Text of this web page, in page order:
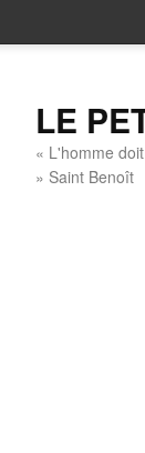
LE
« L'homme
» Saint Benoît